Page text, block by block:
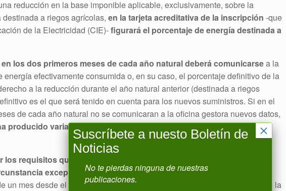
reducción en la base imponible aplicable, exclusivamente, sobre la
a riegos agrícolas, en la tarjeta acreditativa de la inscripción -que
de la Electricidad (CIE)-figurará el porcentaje de energía destinada a
en los dos primeros meses de cada año natural deberá comunicarsea la
efectivamente consumida o, en su caso, el porcentaje definitivo de la
a la reducción durante el año natural anterior (destinada a riegos
es el que será tenido en cuenta para los nuevos suministros. Si en el
de cada año natural no se comunicaran a la oficina gestora nuevos datos,
producido variaciónalguna respecto de los datos inicialmente
los requisitos que dan lugar a la aplicación de la reducción o se
excepcionalen virtud de la cual no se pueda aplicar dicho
un mes desde el incumplimiento de dichos requisitos o, en su caso, desde la
Suscríbete a nuesto Boletín de
Noticias
No te pierdas ninguna de nuestras
publicaciones.
×